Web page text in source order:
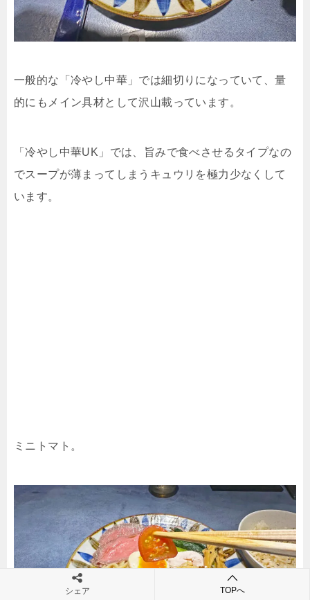
一般的な「冷やし中華」では細切りになっていて、量
的にもメイン具材として沢山載っています。
「冷やし中華UK」では、旨みで食べさせるタイプなの
でスープが薄まってしまうキュウリを極力少なくして
います。
ミニトマト。
シェア TOPへ